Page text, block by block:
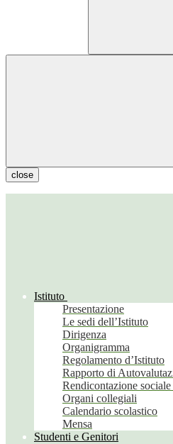
close
Istituto
Presentazione
Le sedi dell’Istituto
Dirigenza
Organigramma
Regolamento d’Istituto
Rapporto di
Rendicontazione
Organi collegiali
Calendario scolastico
Mensa
Studenti e Genitori